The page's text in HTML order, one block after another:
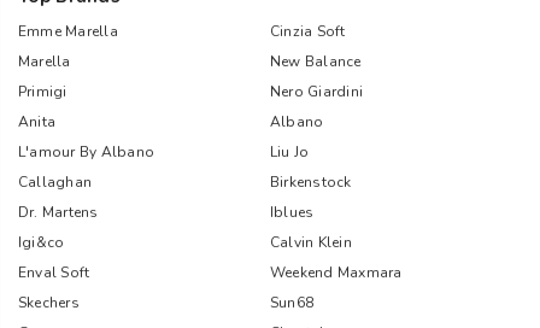
Emme Marella
Cinzia Soft
Marella
New Balance
Primigi
Nero Giardini
Anita
Albano
L'amour By Albano
Liu Jo
Callaghan
Birkenstock
Dr. Martens
Iblues
Igi&co
Calvin Klein
Enval Soft
Weekend Maxmara
Skechers
Sun68